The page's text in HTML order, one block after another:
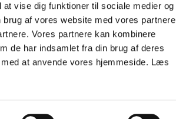
vise dig funktioner til sociale medier og
af vores website med vores partnere
Vores partnere kan kombinere
de har indsamlet fra din brug af deres
at anvende vores hjemmeside. Læs
Cookiedeklaration•Sitemap • © 2026